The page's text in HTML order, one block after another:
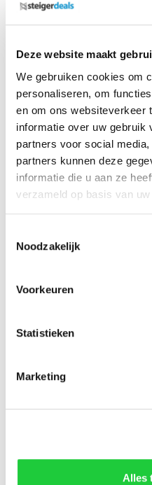
Deze website maakt
We gebruiken cookies om
personaliseren, om
en om ons websiteverkeer
informatie over uw gebruik
partners voor social
partners kunnen deze
informatie die u aan ze
verzameld op basis van
Noodzakelijk
Voorkeuren
Statistieken
Marketing
Alles
4.701,- 4.519,-
Op voorraad
In mijn winkelwagen
Steigeraanhanger + Basis
Op voorraad